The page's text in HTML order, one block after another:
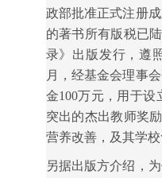
政部批准正式注册
的著书所有版税已
录》出版发行，遵
月，经基金会理事
金100万元，用于
突出的杰出教师奖
营养改善，及其学
另据出版方介绍，